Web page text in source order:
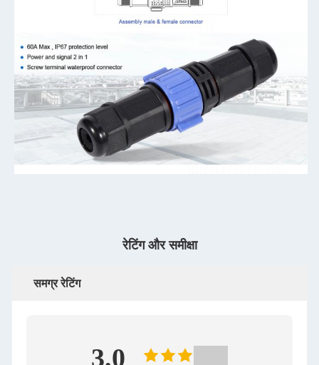
रेटिंग और समीक्षा
समग्र रेटिंग
3.0